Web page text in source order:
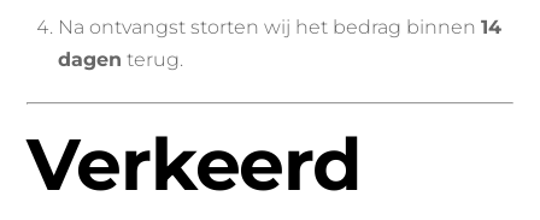
Na ontvangst storten wij het bedrag binnen 14
dagen terug.
Verkeerd